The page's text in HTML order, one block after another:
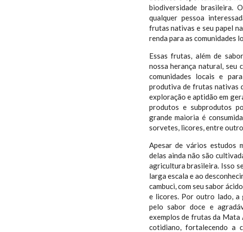
biodiversidade brasileira.
qualquer pessoa
frutas nativas e seu papel
renda para as comunidades
Essas frutas, além de
nossa herança natural, seu
comunidades locais e
produtiva de frutas nativas
exploração e aptidão em
produtos e subprodutos
grande maioria é
sorvetes, licores, entre
Apesar de vários estudos
delas ainda não são
agricultura brasileira. Isso
larga escala e ao
cambuci, com seu sabor
e licores. Por outro lado, a
pelo sabor doce e
exemplos de frutas da Mata
cotidiano, fortalecendo a